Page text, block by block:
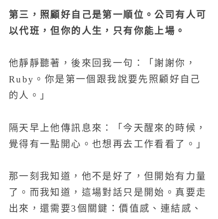
第三，照顧好自己是第一順位。公司有人可
以代班，但你的人生，只有你能上場。
他靜靜聽著，後來回我一句：「謝謝你，
Ruby。你是第一個跟我說要先照顧好自己
的人。」
隔天早上他傳訊息來：「今天醒來的時候，
覺得有一點開心。也想再去工作看看了。」
那一刻我知道，他不是好了，但開始有力量
了。而我知道，這場對話只是開始。真要走
出來，還需要3個關鍵：價值感、連結感、